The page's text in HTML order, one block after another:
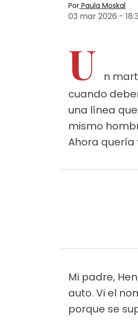
Por Paula Moskal
03 mar 2026 -
U
n
cuando
una línea
mismo
Ahora quería
Mi padre,
auto. Vi el
porque se